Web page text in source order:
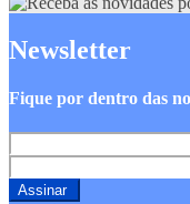
Newsletter
Fique por dentro das
Assinar